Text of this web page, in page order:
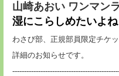
山崎あおい ワンマン
湿にこらしめたいよね
わさび部、正規部員限定チケ
詳細のお知らせです。